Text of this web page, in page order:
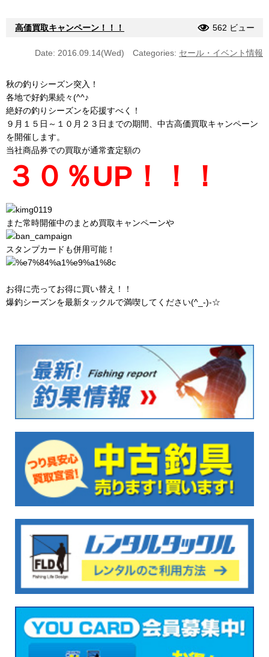
高価買取キャンペーン！！！ 562 ビュー
Date: 2016.09.14(Wed) Categories: セール・イベント情報
秋の釣りシーズン突入！
各地で好釣果続々(^^♪
絶好の釣りシーズンを応援すべく！
９月１５日～１０月２３日までの期間、中古高価買取キャンペーン
を開催します。
当社商品券での買取が通常査定額の
３０％UP！！！
また常時開催中のまとめ買取キャンペーンや
スタンプカードも併用可能！
お得に売ってお得に買い替え！！
爆釣シーズンを最新タックルで満喫してください(^_-)-☆